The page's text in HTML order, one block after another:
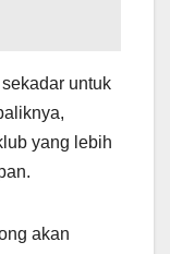
untuk
yang lebih
akan